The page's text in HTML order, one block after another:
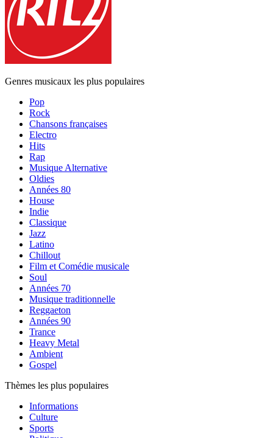
Genres musicaux les plus populaires
Pop
Rock
Chansons françaises
Electro
Hits
Rap
Musique Alternative
Oldies
Années 80
House
Indie
Classique
Jazz
Latino
Chillout
Film et Comédie musicale
Soul
Années 70
Musique traditionnelle
Reggaeton
Années 90
Trance
Heavy Metal
Ambient
Gospel
Thèmes les plus populaires
Informations
Culture
Sports